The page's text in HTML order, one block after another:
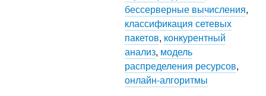
бессерверные вычисления,
классификация сетевых
пакетов, конкурентный
анализ, модель
распределения ресурсов,
онлайн-алгоритмы